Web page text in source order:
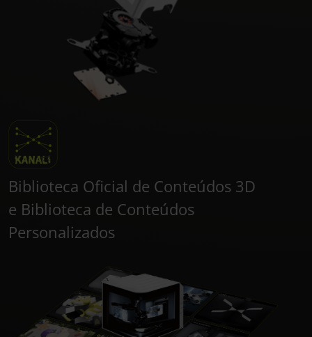
Biblioteca Oficial de Conteúdos 3D
e Biblioteca de Conteúdos
Personalizados